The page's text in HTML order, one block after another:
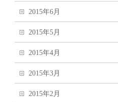
2015年6月
2015年5月
2015年4月
2015年3月
2015年2月